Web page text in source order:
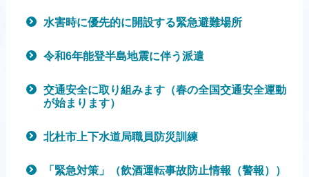
水害時に優先的に開設する緊急避難場所
令和6年能登半島地震に伴う派遣
交通安全に取り組みます（春の全国交通安全運動
が始まります）
北杜市上下水道局職員防災訓練
「緊急対策」（飲酒運転事故防止情報（警報））